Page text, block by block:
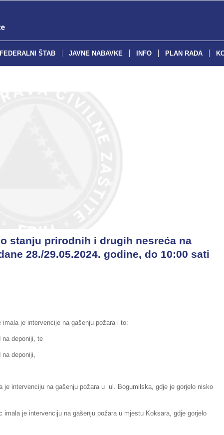
FEDERALNI ŠTAB JAVNE NABAVKE INFO PLAN RADA
stanju prirodnih i drugih nesreća na
28./29.05.2024. godine, do 10:00 sati
imala je intervencije na gašenju požara i to:
na deponiji, te
deponiji,
je intervenciju na gašenju požara u ul. Bogumilska, gdje je gorjelo nisko
imala je intervenciju na gašenju požara u mjestu Koksara, gdje gorjelo